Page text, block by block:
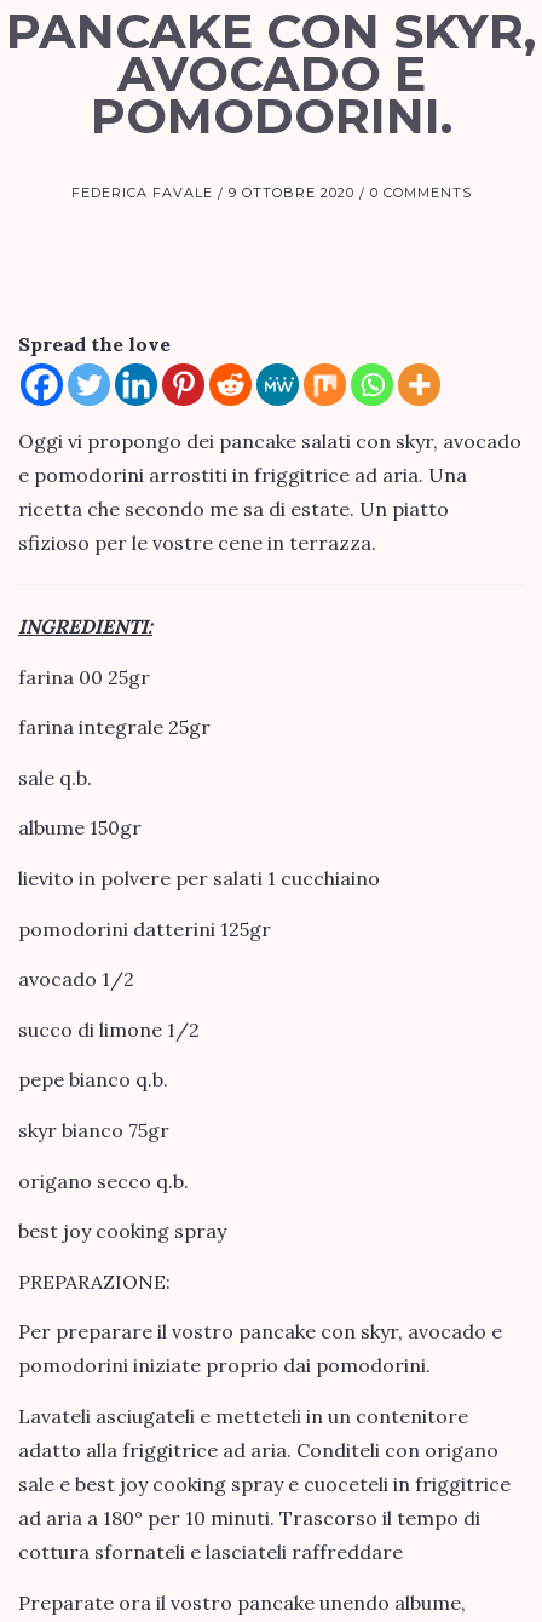
PANCAKE CON SKYR,
AVOCADO E
POMODORINI.
FEDERICA FAVALE 9 OTTOBRE 2020 0 COMMENTS
Spread the love
Oggi vi propongo dei pancake salati con skyr, avocado
e pomodorini arrostiti in friggitrice ad aria. Una
ricetta che secondo me sa di estate. Un piatto
sfizioso per le vostre cene in terrazza.
INGREDIENTI:
farina 00 25gr
farina integrale 25gr
sale q.b.
albume 150gr
lievito in polvere per salati 1 cucchiaino
pomodorini datterini 125gr
avocado 1/2
succo di limone 1/2
pepe bianco q.b.
skyr bianco 75gr
origano secco q.b.
best joy cooking spray
PREPARAZIONE:
Per preparare il vostro pancake con skyr, avocado e
pomodorini iniziate proprio dai pomodorini.
Lavateli asciugateli e metteteli in un contenitore
adatto alla friggitrice ad aria. Conditeli con origano
sale e best joy cooking spray e cuoceteli in friggitrice
ad aria a 180° per 10 minuti. Trascorso il tempo di
cottura sfornateli e lasciateli raffreddare
Preparate ora il vostro pancake unendo albume,